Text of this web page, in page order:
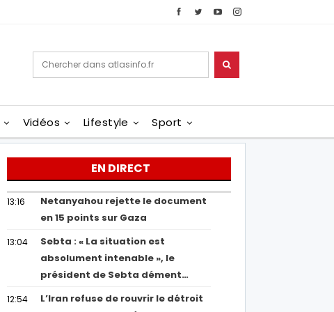
Vidéos Lifestyle Sport
EN DIRECT
13:16
Netanyahou rejette le document
en 15 points sur Gaza
13:04
Sebta : « La situation est
absolument intenable », le
président de Sebta dément…
12:54
L’Iran refuse de rouvrir le détroit